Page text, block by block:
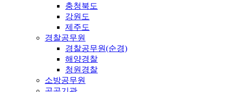
충청북도
강원도
제주도
경찰공무원
경찰공무원(순경)
해양경찰
청원경찰
소방공무원